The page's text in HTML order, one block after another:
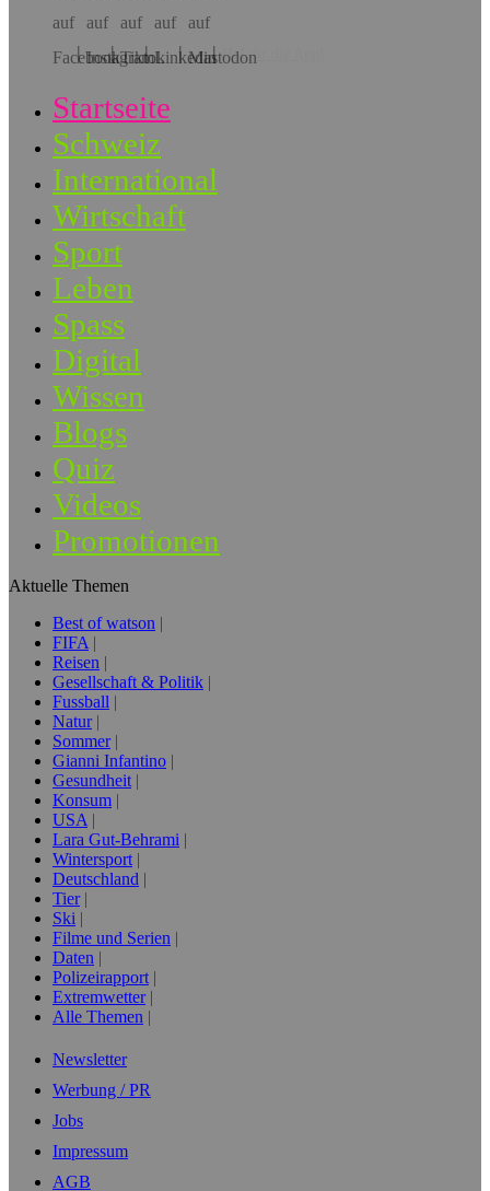
Hol dir die App!
Startseite
Schweiz
International
Wirtschaft
Sport
Leben
Spass
Digital
Wissen
Blogs
Quiz
Videos
Promotionen
Aktuelle Themen
Best of watson
FIFA
Reisen
Gesellschaft & Politik
Fussball
Natur
Sommer
Gianni Infantino
Gesundheit
Konsum
USA
Lara Gut-Behrami
Wintersport
Deutschland
Tier
Ski
Filme und Serien
Daten
Polizeirapport
Extremwetter
Alle Themen
Newsletter
Werbung / PR
Jobs
Impressum
AGB